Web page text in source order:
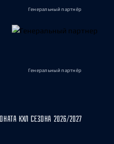
Генеральный партнёр
Генеральный партнёр
КХЛ СЕЗОНА 2026/2027